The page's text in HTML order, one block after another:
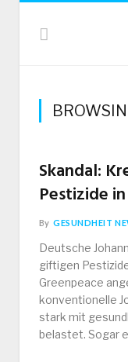
Skandal:
Pestizide
By GESUNDHEIT
Deutsche
giftigen
Greenpeace
konventionelle
stark mit
belastet. Sogar